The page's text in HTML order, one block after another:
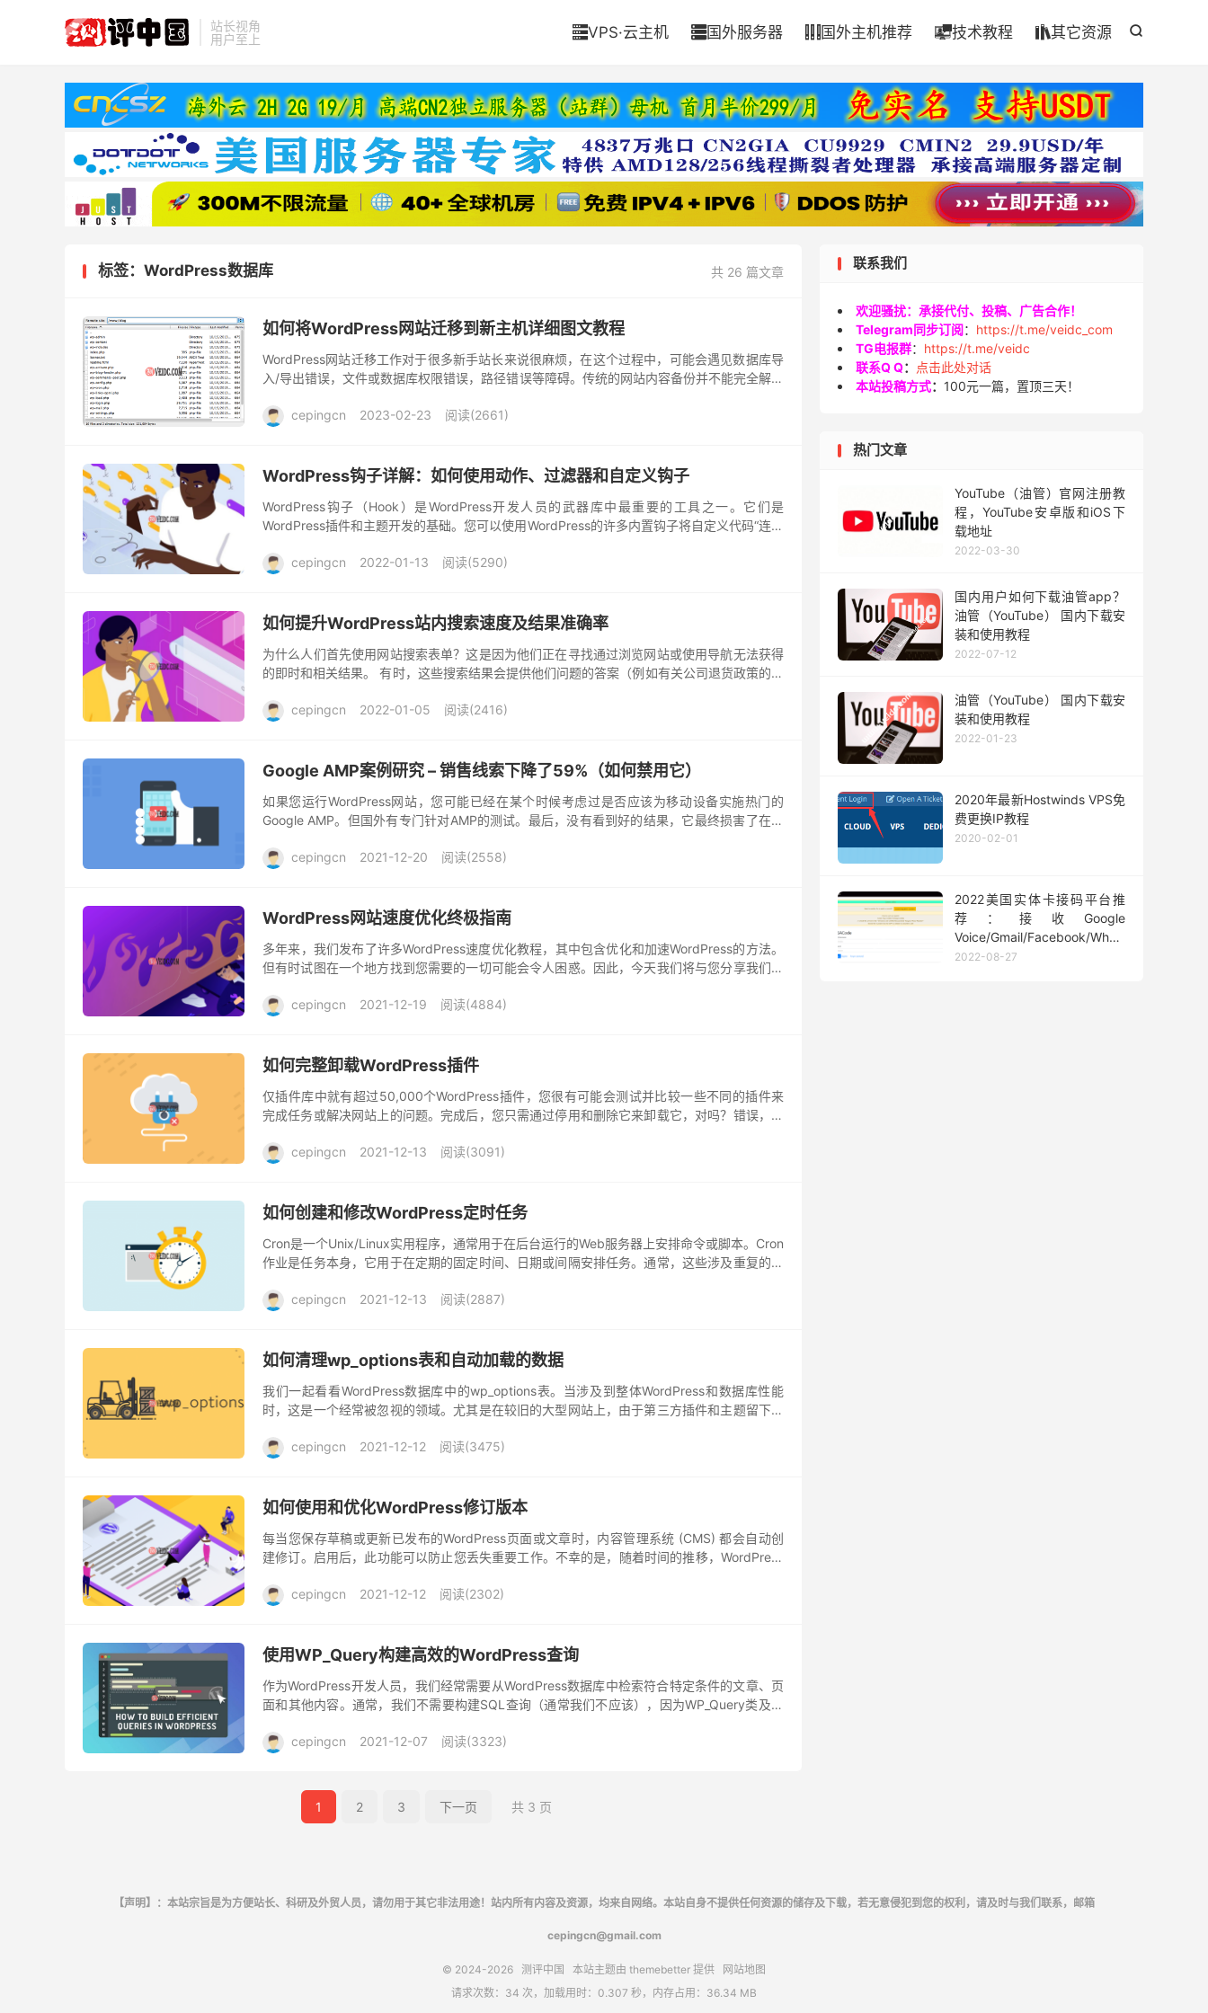
站长视角
用户至上

VPS·云主机 国外服务器  国外主机推荐 技术教程 其它资源
共 26 篇文章
标签：WordPress数据库
如何将WordPress网站迁移到新主机详细图文教程
WordPress网站迁移工作对于很多新手站长来说很麻烦，在这个过程中，可能会遇见数据库导
入/导出错误，文件或数据库权限错误，路径错误等障碍。传统的网站内容备份并不能完全解决
cepingcn
2023-02-23 阅读(2661)
WordPress钩子详解：如何使用动作、过滤器和自定义钩子
WordPress钩子（Hook）是WordPress开发人员的武器库中最重要的工具之一。它们是
WordPress插件和主题开发的基础。您可以使用WordPress的许多内置钩子将自定义代码“连接
cepingcn
2022-01-13 阅读(5290)
如何提升WordPress站内搜索速度及结果准确率
为什么人们首先使用网站搜索表单？这是因为他们正在寻找通过浏览网站或使用导航无法获得
的即时和相关结果。 有时，这些搜索结果会提供他们问题的答案（例如有关公司退货政策的信
cepingcn
2022-01-05 阅读(2416)
Google AMP案例研究 – 销售线索下降了59%（如何禁用它）
如果您运行WordPress网站，您可能已经在某个时候考虑过是否应该为移动设备实施热门的
Google AMP。但国外有专门针对AMP的测试。最后，没有看到好的结果，它最终损害了在移
cepingcn
2021-12-20 阅读(2558)
WordPress网站速度优化终极指南
多年来，我们发布了许多WordPress速度优化教程，其中包含优化和加速WordPress的方法。
但有时试图在一个地方找到您需要的一切可能会令人困惑。因此，今天我们将与您分享我们所
cepingcn
2021-12-19 阅读(4884)
如何完整卸载WordPress插件
仅插件库中就有超过50,000个WordPress插件，您很有可能会测试并比较一些不同的插件来
完成任务或解决网站上的问题。完成后，您只需通过停用和删除它来卸载它，对吗？错误，这
cepingcn
2021-12-13 阅读(3091)
如何创建和修改WordPress定时任务
Cron是一个Unix/Linux实用程序，通常用于在后台运行的Web服务器上安排命令或脚本。Cron
作业是任务本身，它用于在定期的固定时间、日期或间隔安排任务。通常，这些涉及重复的任
cepingcn
2021-12-13 阅读(2887)
如何清理wp_options表和自动加载的数据
我们一起看看WordPress数据库中的wp_options表。当涉及到整体WordPress和数据库性能
时，这是一个经常被忽视的领域。尤其是在较旧的大型网站上，由于第三方插件和主题留下的
cepingcn
2021-12-12 阅读(3475)
如何使用和优化WordPress修订版本
每当您保存草稿或更新已发布的WordPress页面或文章时，内容管理系统 (CMS) 都会自动创
建修订。启用后，此功能可以防止您丢失重要工作。不幸的是，随着时间的推移，WordPress
cepingcn
2021-12-12 阅读(2302)
使用WP_Query构建高效的WordPress查询
作为WordPress开发人员，我们经常需要从WordPress数据库中检索符合特定条件的文章、页
面和其他内容。通常，我们不需要构建SQL查询（通常我们不应该），因为WP_Query类及其
cepingcn
2021-12-07 阅读(3323)
1 2 3 下一页 共 3 页
联系我们
欢迎骚扰：承接代付、投稿、广告合作！
Telegram同步订阅： https://t.me/veidc_com
TG电报群： https://t.me/veidc
联系Q Q：
点击此处对话
本站投稿方式： 100元一篇，置顶三天！
热门文章
YouTube（油管）官网注册教
程，YouTube安卓版和iOS下
载地址
2022-03-30
国内用户如何下载油管app？
油管（YouTube） 国内下载安
装和使用教程
2022-07-12
油管（YouTube） 国内下载安
装和使用教程
2022-01-23
2020年最新Hostwinds VPS免
费更换IP教程
2020-02-01
2022美国实体卡接码平台推
荐：接收Google
Voice/Gmail/Facebook/Whatsapp
等短信验证码
2022-08-27
【声明】：本站宗旨是为方便站长、科研及外贸人员，请勿用于其它非法用途！站内所有内容及资源，均来自网络。本站自身不提供任何资源的储存及下载，若无意侵犯到您的权利，请及时与我们联系，邮箱
cepingcn@gmail.com
© 2024-2026 测评中国 本站主题由 themebetter 提供
网站地图
请求次数：34 次，加载用时：0.307 秒，内存占用：36.34 MB